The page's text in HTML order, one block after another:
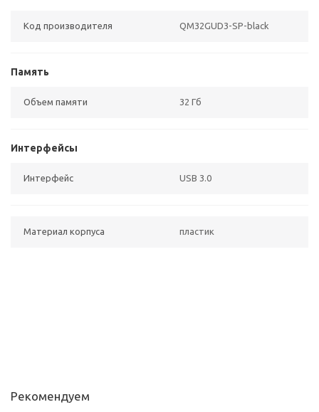
Код производителя QM32GUD3-SP-black
Память
Объем памяти 32 Гб
Интерфейсы
Интерфейс USB 3.0
Материал корпуса пластик
Рекомендуем